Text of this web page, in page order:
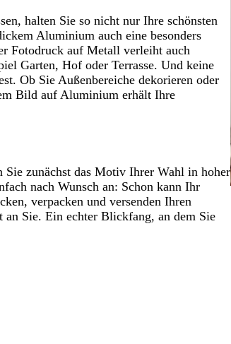
halten Sie so nicht nur Ihre schönsten
Aluminium auch eine besonders
Fotodruck auf Metall verleiht auch
Garten, Hof oder Terrasse. Und keine
Ob Sie Außenbereiche dekorieren oder
Bild auf Aluminium erhält Ihre
zunächst das Motiv Ihrer Wahl in hoher
nach Wunsch an: Schon kann Ihr
verpacken und versenden Ihren
Sie. Ein echter Blickfang, an dem Sie